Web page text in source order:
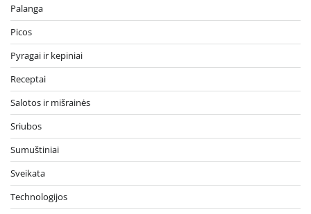
Palanga
Picos
Pyragai ir kepiniai
Receptai
Salotos ir mišrainės
Sriubos
Sumuštiniai
Sveikata
Technologijos